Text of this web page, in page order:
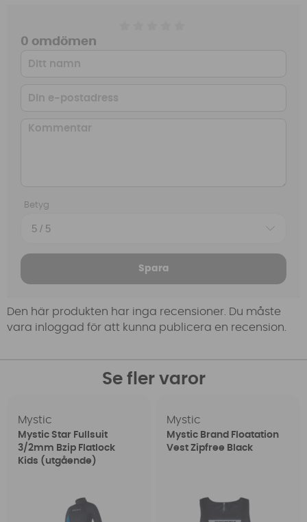
0 omdömen
Betyg
Spara
Den här produkten har inga recensioner. Du måste
vara inloggad för att kunna publicera en recension.
Se fler varor
Mystic
Mystic Star Fullsuit
3/2mm Bzip Flatlock
Kids (utgående)
Mystic
Mystic Brand Floatation
Vest Zipfree Black